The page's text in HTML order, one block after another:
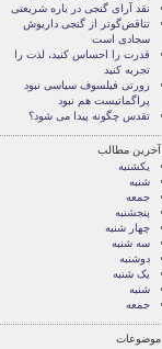
نقد آرای گنجی در باره شریعتی
تناقض‌گوتر از گنجی داريوش
سجادی است
قدرت را احساس کنید، لذت را
تجربه کنید
رورتی فيلسوف سياسی نبود
پراگماتيست هم نبود
تقدس چگونه پيدا می شود؟
آخرین مطالب
یکشنبه
شنبه
جمعه
پنجشنبه
چهار شنبه
سه شنبه
دوشنبه
یک شنبه
شنبه
جمعه
موضوعات